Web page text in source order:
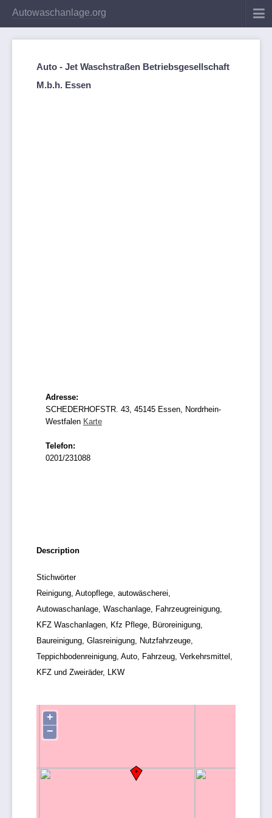
Autowaschanlage.org
Auto - Jet Waschstraßen Betriebsgesellschaft
M.b.h. Essen
Adresse:
SCHEDERHOFSTR. 43, 45145 Essen, Nordrhein-
Westfalen Karte
Telefon:
0201/231088
Description
Stichwörter
Reinigung, Autopflege, autowäscherei,
Autowaschanlage, Waschanlage, Fahrzeugreinigung,
KFZ Waschanlagen, Kfz Pflege, Büroreinigung,
Baureinigung, Glasreinigung, Nutzfahrzeuge,
Teppichbodenreinigung, Auto, Fahrzeug, Verkehrsmittel,
KFZ und Zweiräder, LKW
+
−